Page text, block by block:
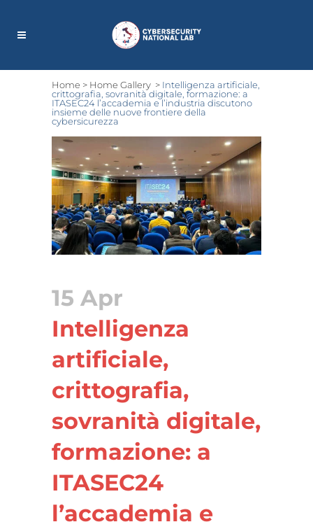
Home > Home Gallery > Intelligenza artificiale,
crittografia, sovranità digitale, formazione: a
ITASEC24 l’accademia e l’industria discutono
insieme delle nuove frontiere della
cybersicurezza
15 Apr
Intelligenza
artificiale,
crittografia,
sovranità digitale,
formazione: a
ITASEC24
l’accademia e